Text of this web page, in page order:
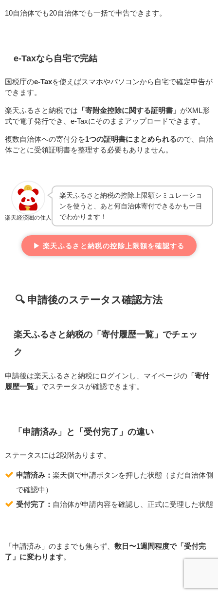
10自治体でも20自治体でも一括で申告できます。
e-Taxなら自宅で完結
国税庁のe-Taxを使えばスマホやパソコンから自宅で確定申告が
できます。
楽天ふるさと納税では 「寄附金控除に関する証明書」 がXML形
式で電子発行でき、e-Taxにそのままアップロードできます。
複数自治体への寄付分を1つの証明書にまとめられるので、自治
体ごとに受領証明書を整理する必要もありません。
楽天経済圏の住人
楽天ふるさと納税の控除上限額シミュレーショ
ンを使うと、あと何自治体寄付できるかも一目
でわかります！
▶ 楽天ふるさと納税の控除上限額を確認する
🔍 申請後のステータス確認方法
楽天ふるさと納税の「寄付履歴一覧」でチェッ
ク
申請後は楽天ふるさと納税にログインし、マイページの 「寄付
履歴一覧」 でステータスが確認できます。
「申請済み」と「受付完了」の違い
ステータスには2段階あります。
申請済み： 楽天側で申請ボタンを押した状態（まだ自治体側
で確認中）
受付完了： 自治体が申請内容を確認し、正式に受理した状態
「申請済み」のままでも焦らず、 数日〜1週間程度で「受付完
了」に変わります